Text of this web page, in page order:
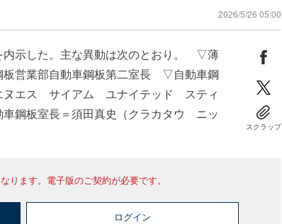
2026/5/26 05:00
内示した。主な異動は次のとおり。 ▽薄
板営業部自動車鋼板第二室長 ▽自動車鋼
ヌエス サイアム ユナイテッド スティ
鋼板室長＝須田真史（クラカタウ ニッ
スクラップ
ります。電子版のご契約が必要です。
ログイン